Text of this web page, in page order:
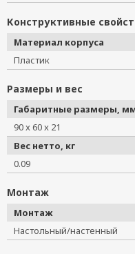
Конструктивные
Материал корпуса
Пластик
Размеры и вес
Габаритные размеры,
90 x 60 x 21
Вес нетто, кг
0.09
Монтаж
Монтаж
Настольный/настенный